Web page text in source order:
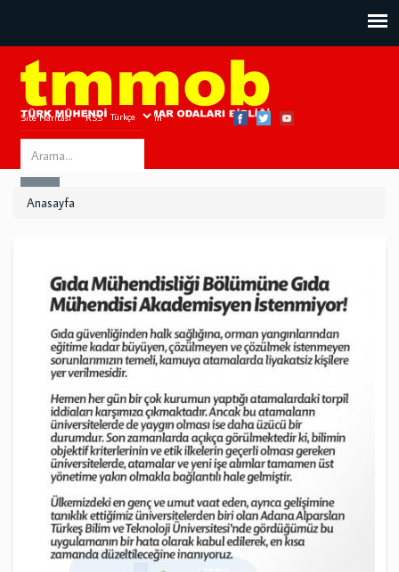
Site Haritası RSS Bize Ulaşın
Search
this
Anasayfa